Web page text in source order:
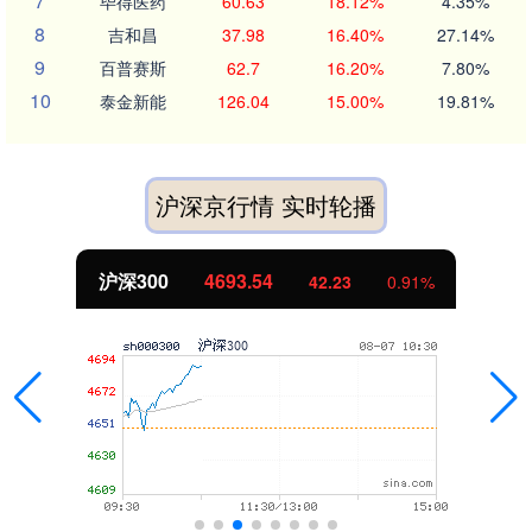
8 吉和昌 37.98 16.40% 27.14%
9 百普赛斯 62.7 16.20% 7.80%
10 泰金新能 126.04 15.00% 19.81%
沪深京行情 实时轮播
沪深300 4693.54 42.23 0.91%